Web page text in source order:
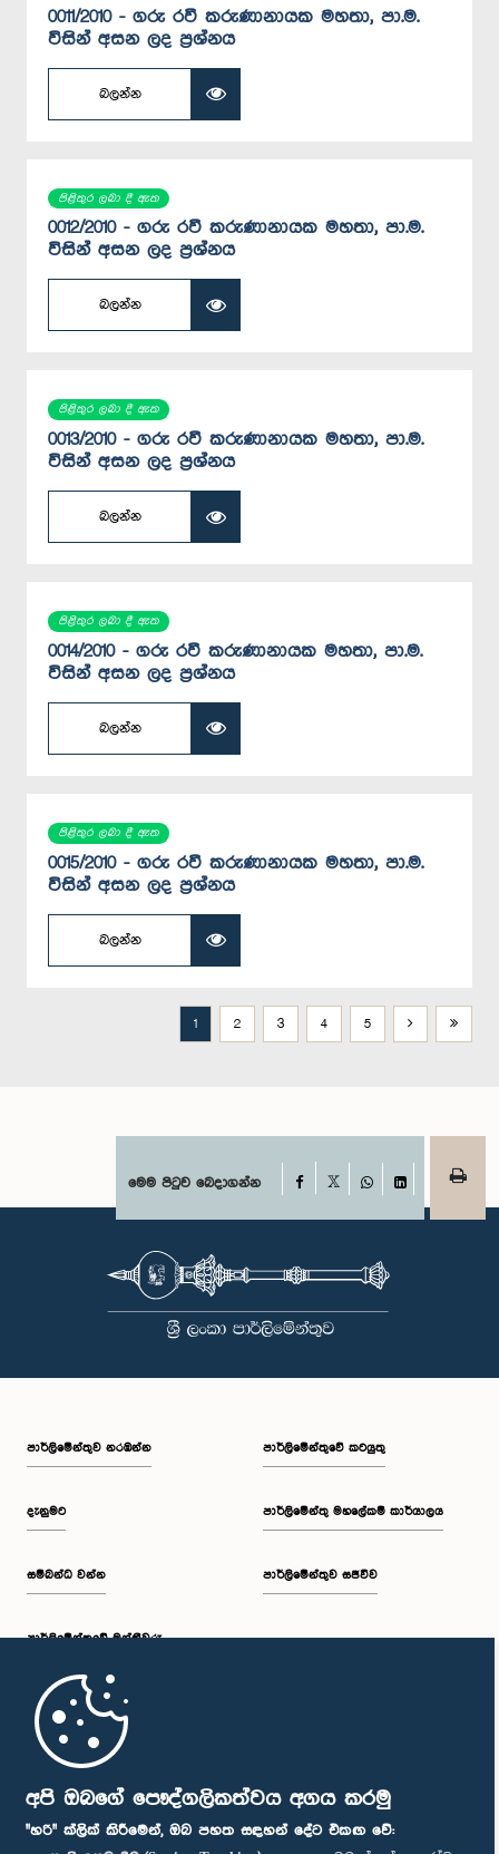
අපි ඔබගේ පෞද්ගලිකත්වය අගය කරමු
"හරි" ක්ලික් කිරීමෙන්, ඔබ පහත සඳහන් දේට එකඟ වේ:
0011/2010 - ගරු රවී කරුණානායක මහතා, පා.ම.
විසින් අසන ලද ප්‍රශ්නය
බලන්න
පිළිතුර ලබා දී ඇත
0012/2010 - ගරු රවී කරුණානායක මහතා, පා.ම.
විසින් අසන ලද ප්‍රශ්නය
බලන්න
පිළිතුර ලබා දී ඇත
0013/2010 - ගරු රවී කරුණානායක මහතා, පා.ම.
විසින් අසන ලද ප්‍රශ්නය
බලන්න
පිළිතුර ලබා දී ඇත
0014/2010 - ගරු රවී කරුණානායක මහතා, පා.ම.
විසින් අසන ලද ප්‍රශ්නය
බලන්න
පිළිතුර ලබා දී ඇත
0015/2010 - ගරු රවී කරුණානායක මහතා, පා.ම.
විසින් අසන ලද ප්‍රශ්නය
බලන්න
1 2 3 4 5
මෙම පිටුව බෙදාගන්න Facebook
WhatsAppLinkedIn
පාර්ලි‌මේන්තුව නරඹන්න
දැනුමට
සම්බන්ධ වන්න
පාර්ලි‌මේන්තුවේ මන්ත්‍රීවරු
මුල් පිටුව
පාර්ලිමේන්තුවේ කටයුතු
පාර්ලිමේන්තු මහලේකම් කාර්යාලය
පාර්ලිමේන්තුව සජීවීව
පාර්ලිමේන්තු ජංගම යෙදුම